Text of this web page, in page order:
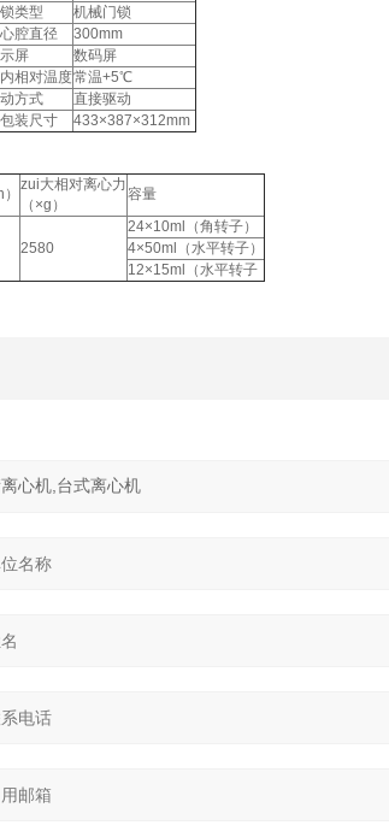
类型
机械门锁
腔直径
300mm
屏
数码屏
相对温度常温+5℃
方式
直接驱动
装尺寸 433×387×312mm
zui大相对离心力
（×g）
容量
2580
24×10ml（角转子）
4×50ml（水平转子）
12×15ml（水平转子